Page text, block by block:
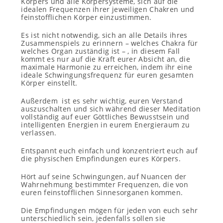
idealen Frequenzen ihrer jeweiligen Chakren und
feinstofflichen Körper einzustimmen.
Es ist nicht notwendig, sich an alle Details ihres
Zusammenspiels zu erinnern – welches Chakra für
welches Organ zuständig ist – , in diesem Fall
kommt es nur auf die Kraft eurer Absicht an, die
maximale Harmonie zu erreichen, indem ihr eine
ideale Schwingungsfrequenz für euren gesamten
Körper einstellt.
Außerdem ist es sehr wichtig, euren Verstand
auszuschalten und sich während dieser Meditation
vollständig auf euer Göttliches Bewusstsein und
intelligenten Energien in eurem Energieraum zu
verlassen.
Entspannt euch einfach und konzentriert euch auf
die physischen Empfindungen eures Körpers.
Hört auf seine Schwingungen, auf Nuancen der
Wahrnehmung bestimmter Frequenzen, die von
euren feinstofflichen Sinnesorganen kommen.
Die Empfindungen mögen für jeden von euch sehr
unterschiedlich sein, jedenfalls sollen sie